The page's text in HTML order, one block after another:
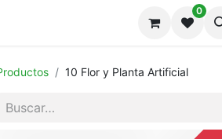
0
10 Flor y Planta Artificial